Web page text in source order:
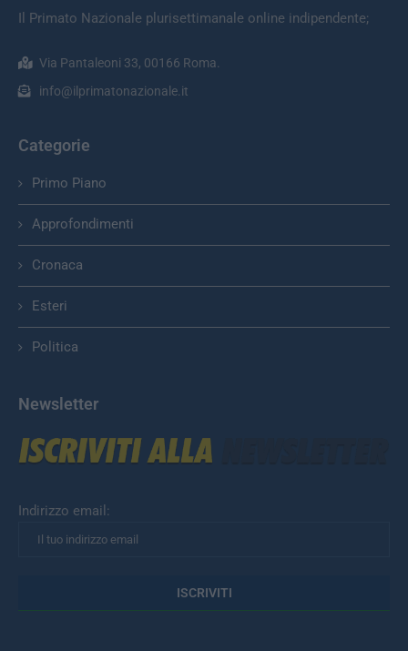
Il Primato Nazionale plurisettimanale online indipendente;
Via Pantaleoni 33, 00166 Roma.
info@ilprimatonazionale.it
Categorie
Primo Piano
Approfondimenti
Cronaca
Esteri
Politica
Newsletter
Indirizzo email: